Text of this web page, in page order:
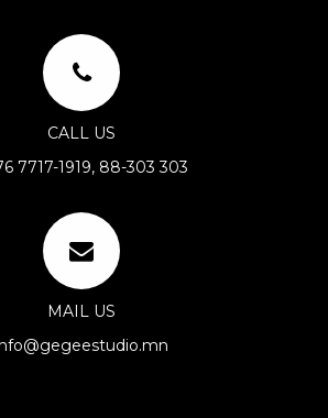
CALL US
7717-1919, 88-303 303
MAIL US